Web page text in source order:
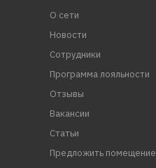
О сети
Новости
Сотрудники
Программа лояльности
Отзывы
Вакансии
Статьи
Предложить помещение